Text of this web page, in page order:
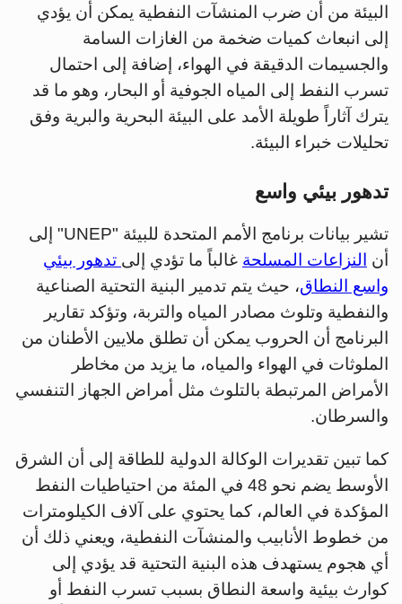
البيئة من أن ضرب المنشآت النفطية يمكن أن يؤدي
إلى انبعاث كميات ضخمة من الغازات السامة
والجسيمات الدقيقة في الهواء، إضافة إلى احتمال
تسرب النفط إلى المياه الجوفية أو البحار، وهو ما قد
يترك آثاراً طويلة الأمد على البيئة البحرية والبرية وفق
تحليلات خبراء البيئة.
تدهور بيئي واسع
تشير بيانات برنامج الأمم المتحدة للبيئة "UNEP" إلى
أن
النزاعات المسلحة غالباً ما تؤدي إلى تدهور بيئي
واسع النطاق، حيث يتم تدمير البنية التحتية الصناعية
والنفطية وتلوث مصادر المياه والتربة، وتؤكد تقارير
البرنامج أن الحروب يمكن أن تطلق ملايين الأطنان من
الملوثات في الهواء والمياه، ما يزيد من مخاطر
الأمراض المرتبطة بالتلوث مثل أمراض الجهاز التنفسي
والسرطان.
كما تبين تقديرات الوكالة الدولية للطاقة إلى أن الشرق
الأوسط يضم نحو 48 في المئة من احتياطيات النفط
المؤكدة في العالم، كما يحتوي على آلاف الكيلومترات
من خطوط الأنابيب والمنشآت النفطية، ويعني ذلك أن
أي هجوم يستهدف هذه البنية التحتية قد يؤدي إلى
كوارث بيئية واسعة النطاق بسبب تسرب النفط أو